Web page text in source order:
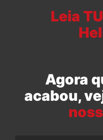
Leia
Agora
acabou,